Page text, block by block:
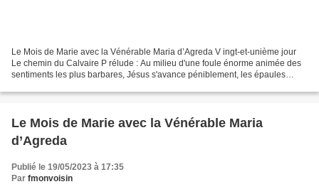
Le Mois de Marie avec la Vénérable Maria d’Agreda V ingt-et-unième jour
Le chemin du Calvaire P rélude : Au milieu d'une foule énorme animée des
sentiments les plus barbares, Jésus s'avance péniblement, les épaules
Le Mois de Marie avec la Vénérable Maria
d’Agreda
Publié le 19/05/2023 à 17:35
Par fmonvoisin